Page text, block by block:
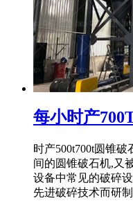
每小时产
时产500t700t圆锥破
间的圆锥破石机,又
设备中常见的破碎
先进破碎技术而研